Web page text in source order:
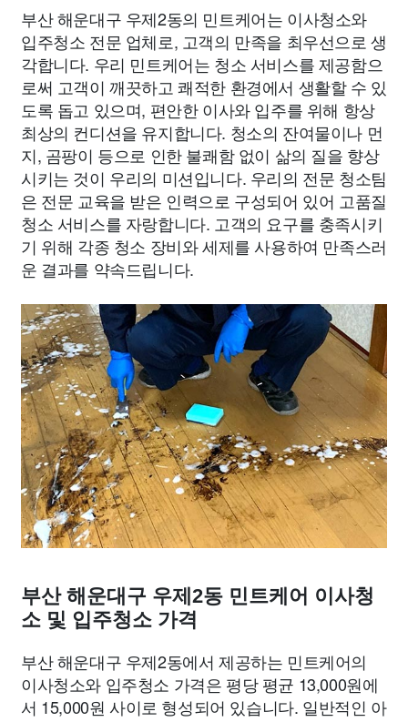
부산 해운대구 우제2동의 민트케어는 이사청소와
입주청소 전문 업체로, 고객의 만족을 최우선으로 생
각합니다. 우리 민트케어는 청소 서비스를 제공함으
로써 고객이 깨끗하고 쾌적한 환경에서 생활할 수 있
도록 돕고 있으며, 편안한 이사와 입주를 위해 항상
최상의 컨디션을 유지합니다. 청소의 잔여물이나 먼
지, 곰팡이 등으로 인한 불쾌함 없이 삶의 질을 향상
시키는 것이 우리의 미션입니다. 우리의 전문 청소팀
은 전문 교육을 받은 인력으로 구성되어 있어 고품질
청소 서비스를 자랑합니다. 고객의 요구를 충족시키
기 위해 각종 청소 장비와 세제를 사용하여 만족스러
운 결과를 약속드립니다.
부산 해운대구 우제2동 민트케어 이사청
소 및 입주청소 가격
부산 해운대구 우제2동에서 제공하는 민트케어의
이사청소와 입주청소 가격은 평당 평균 13,000원에
서 15,000원 사이로 형성되어 있습니다. 일반적인 아